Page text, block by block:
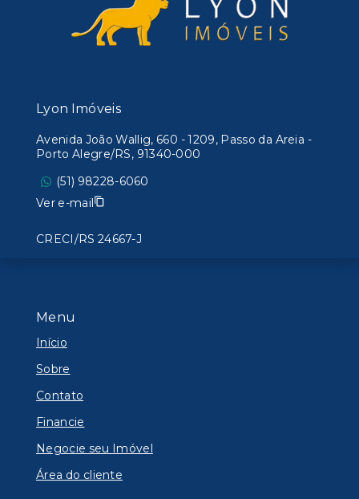
Menu
Início
Sobre
Contato
Financie
Negocie seu Imóvel
Área do cliente
Lyon Imóveis
Avenida João Wallig, 660 - 1209, Passo da Areia -
Porto Alegre/RS, 91340-000
(51) 98228-6060
Ver e-mail
CRECI/RS 24667-J